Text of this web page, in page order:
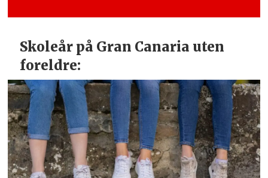
Skoleår på Gran Canaria uten
foreldre: